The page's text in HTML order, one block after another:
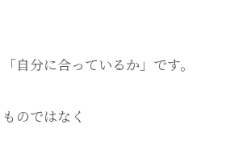
自分に合っているか」です。
のではなく